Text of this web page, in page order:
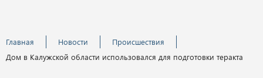
Главная Новости
Происшествия
Дом в Калужской области использовался для подготовки теракта